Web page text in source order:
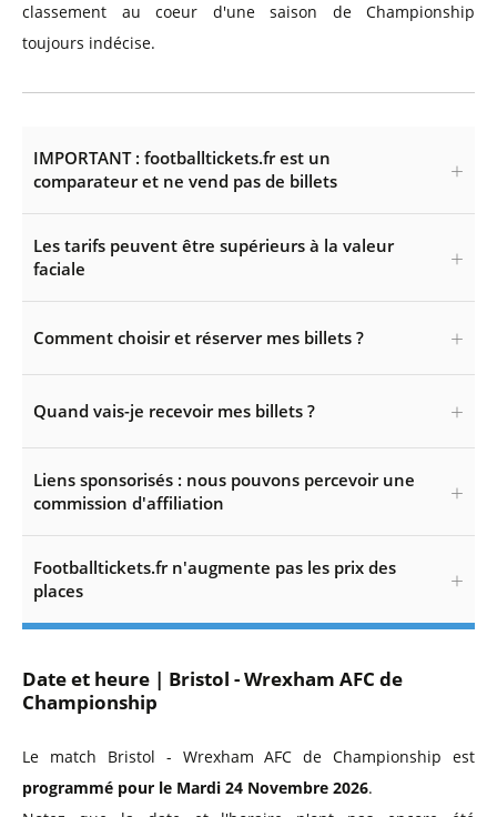
classement au coeur d'une saison de Championship
toujours indécise.
IMPORTANT : footballtickets.fr est un
comparateur et ne vend pas de billets
Les tarifs peuvent être supérieurs à la valeur
faciale
Comment choisir et réserver mes billets ?
Quand vais-je recevoir mes billets ?
Liens sponsorisés : nous pouvons percevoir une
commission d'affiliation
Footballtickets.fr n'augmente pas les prix des
places
Date et heure | Bristol - Wrexham AFC de
Championship
Le match Bristol - Wrexham AFC de Championship est
programmé pour le Mardi 24 Novembre 2026.